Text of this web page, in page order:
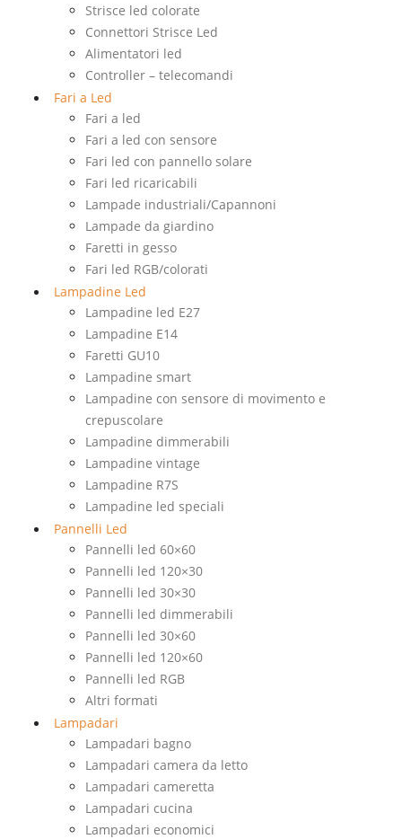
Strisce led colorate
Connettori Strisce Led
Alimentatori led
Controller – telecomandi
Fari a Led
Fari a led
Fari a led con sensore
Fari led con pannello solare
Fari led ricaricabili
Lampade industriali/Capannoni
Lampade da giardino
Faretti in gesso
Fari led RGB/colorati
Lampadine Led
Lampadine led E27
Lampadine E14
Faretti GU10
Lampadine smart
Lampadine con sensore di movimento e
crepuscolare
Lampadine dimmerabili
Lampadine vintage
Lampadine R7S
Lampadine led speciali
Pannelli Led
Pannelli led 60×60
Pannelli led 120×30
Pannelli led 30×30
Pannelli led dimmerabili
Pannelli led 30×60
Pannelli led 120×60
Pannelli led RGB
Altri formati
Lampadari
Lampadari bagno
Lampadari camera da letto
Lampadari cameretta
Lampadari cucina
Lampadari economici